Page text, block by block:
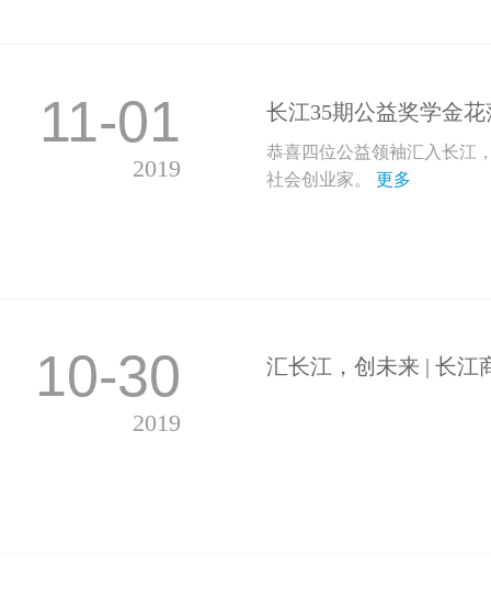
11-01
2019
长江35期公益奖学金
恭喜四位公益领袖汇入长江
社会创业家。
更多
10-30
2019
汇长江，创未来 | 长江